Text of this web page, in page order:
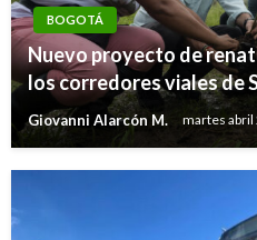
BOGOTÁ
Nuevo proyecto de
los corredores viales de
Giovanni Alarcón M. martes abril